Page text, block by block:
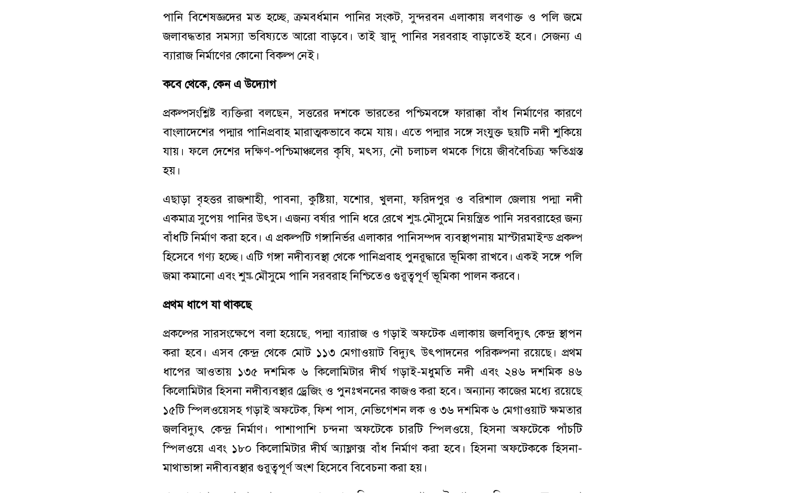
পানি বিশেষজ্ঞদের মত হচ্ছে, ক্রমবর্ধমান পানির সংকট, সুন্দরবন এলাকায় লবণাক্ত ও পলি জমে
জলাবদ্ধতার সমস্যা ভবিষ্যতে আরো বাড়বে। তাই স্বাদু পানির সরবরাহ বাড়াতেই হবে। সেজন্য এ
ব্যারাজ নির্মাণের কোনো বিকল্প নেই।
কবে থেকে, কেন এ উদ্যোগ
প্রকল্পসংশ্লিষ্ট ব্যক্তিরা বলছেন, সত্তরের দশকে ভারতের পশ্চিমবঙ্গে ফারাক্কা বাঁধ নির্মাণের কারণে
বাংলাদেশের পদ্মার পানিপ্রবাহ মারাত্মকভাবে কমে যায়। এতে পদ্মার সঙ্গে সংযুক্ত ছয়টি নদী শুকিয়ে
যায়। ফলে দেশের দক্ষিণ-পশ্চিমাঞ্চলের কৃষি, মৎস্য, নৌ চলাচল থমকে গিয়ে জীববৈচিত্র্য ক্ষতিগ্রস্ত
হয়।
এছাড়া বৃহত্তর রাজশাহী, পাবনা, কুষ্টিয়া, যশোর, খুলনা, ফরিদপুর ও বরিশাল জেলায় পদ্মা নদী
একমাত্র সুপেয় পানির উৎস। এজন্য বর্ষার পানি ধরে রেখে শুষ্ক মৌসুমে নিয়ন্ত্রিত পানি সরবরাহের জন্য
বাঁধটি নির্মাণ করা হবে। এ প্রকল্পটি গঙ্গানির্ভর এলাকার পানিসম্পদ ব্যবস্থাপনায় মাস্টারমাইন্ড প্রকল্প
হিসেবে গণ্য হচ্ছে। এটি গঙ্গা নদীব্যবস্থা থেকে পানিপ্রবাহ পুনরুদ্ধারে ভূমিকা রাখবে। একই সঙ্গে পলি
জমা কমানো এবং শুষ্ক মৌসুমে পানি সরবরাহ নিশ্চিতেও গুরুত্বপূর্ণ ভূমিকা পালন করবে।
প্রথম ধাপে যা থাকছে
প্রকল্পের সারসংক্ষেপে বলা হয়েছে, পদ্মা ব্যারাজ ও গড়াই অফটেক এলাকায় জলবিদ্যুৎ কেন্দ্র স্থাপন
করা হবে। এসব কেন্দ্র থেকে মোট ১১৩ মেগাওয়াট বিদ্যুৎ উৎপাদনের পরিকল্পনা রয়েছে। প্রথম
ধাপের আওতায় ১৩৫ দশমিক ৬ কিলোমিটার দীর্ঘ গড়াই-মধুমতি নদী এবং ২৪৬ দশমিক ৪৬
কিলোমিটার হিসনা নদীব্যবস্থার ড্রেজিং ও পুনঃখননের কাজও করা হবে। অন্যান্য কাজের মধ্যে রয়েছে
১৫টি স্পিলওয়েসহ গড়াই অফটেক, ফিশ পাস, নেভিগেশন লক ও ৩৬ দশমিক ৬ মেগাওয়াট ক্ষমতার
জলবিদ্যুৎ কেন্দ্র নির্মাণ। পাশাপাশি চন্দনা অফটেকে চারটি স্পিলওয়ে, হিসনা অফটেকে পাঁচটি
স্পিলওয়ে এবং ১৮০ কিলোমিটার দীর্ঘ অ্যাফ্লাক্স বাঁধ নির্মাণ করা হবে। হিসনা অফটেককে হিসনা-
মাথাভাঙ্গা নদীব্যবস্থার গুরুত্বপূর্ণ অংশ হিসেবে বিবেচনা করা হয়।